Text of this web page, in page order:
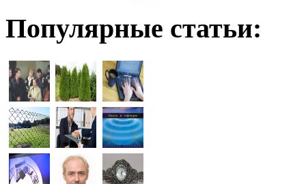
Популярные статьи: